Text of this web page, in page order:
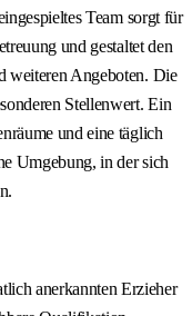
Team sorgt für
und gestaltet den
weiteren Angeboten. Die
Stellenwert. Ein
und eine täglich
Umgebung, in der sich
anerkannten Erzieher